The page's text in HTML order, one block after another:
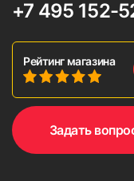
9. Установить
изделия, опустив и
+7 495 152-
Рейтинг магазина
Задать